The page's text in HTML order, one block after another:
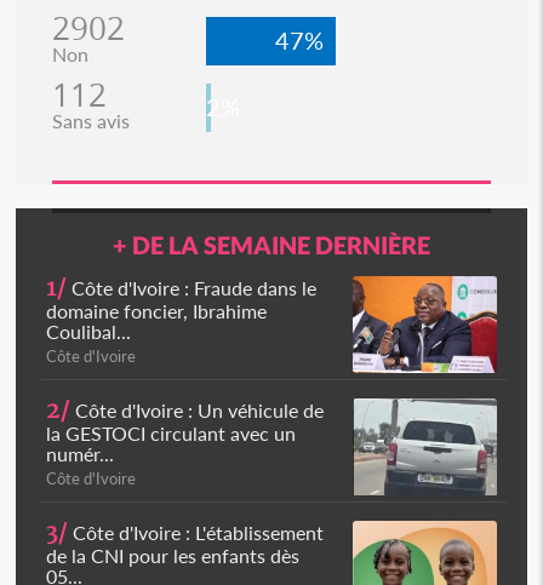
2902
Non 47%
112
Sans avis 2%
+ DE LA SEMAINE DERNIÈRE
1/ Côte d'Ivoire : Fraude dans le
domaine foncier, Ibrahime
Coulibal...
Côte d'Ivoire
2/ Côte d'Ivoire : Un véhicule de
la GESTOCI circulant avec un
numér...
Côte d'Ivoire
3/ Côte d'Ivoire : L'établissement
de la CNI pour les enfants dès
05...